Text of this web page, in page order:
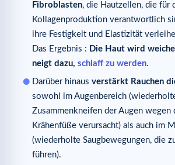
Fibroblasten, die Hautzellen, die für
Kollagenproduktion verantwortlich
ihre Festigkeit und Elastizität
Das Ergebnis : Die Haut wird
neigt dazu, schlaff zu werden.
Darüber hinaus verstärkt Rauchen
sowohl im Augenbereich
Zusammenkneifen der Augen wegen
Krähenfüße verursacht) als auch im
(wiederholte Saugbewegungen, die
führen).